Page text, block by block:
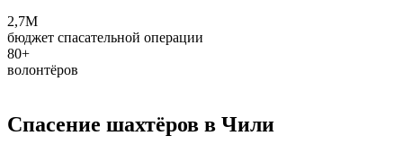
2,7M
бюджет спасательной операции
80+
волонтёров
Спасение шахтёров в Чили